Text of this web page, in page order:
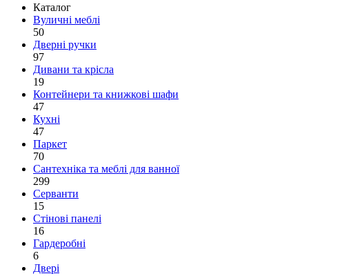
Каталог
Вуличні меблі
50
Дверні ручки
97
Дивани та крісла
19
Контейнери та книжкові шафи
47
Кухні
47
Паркет
70
Сантехніка та меблі для ванної
299
Серванти
15
Стінові панелі
16
Гардеробні
6
Двері